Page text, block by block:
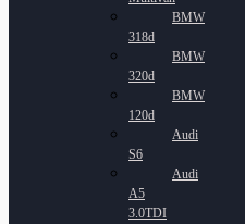
BMW
318d
BMW
320d
BMW
120d
Audi
S6
Audi
A5
3.0TDI